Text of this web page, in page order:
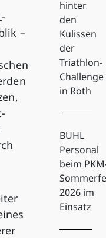
–
hinter
den
Kulissen
der
Triathlon-
Challenge
in Roth
BUHL
Personal
beim
2026 im
Einsatz